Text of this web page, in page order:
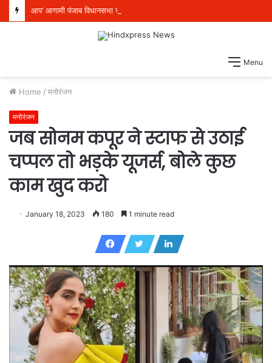
Menu
Home / मनोरंजन
मनोरंजन
जब सोनम कपूर ने स्टाफ से उठाई
चप्पल तो भड़के यूजर्स, बोले कुछ
काम खुद करो
January 18, 2023 180 1 minute read